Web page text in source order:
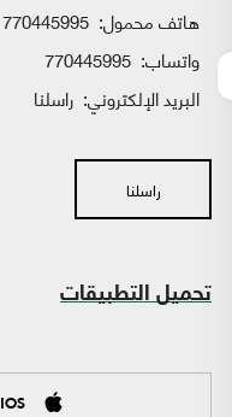
هاتف محمول: 770445995
واتساب:
البريد الإلكتروني: راسلنا
راسلنا
تحميل التطبيقات
IOS